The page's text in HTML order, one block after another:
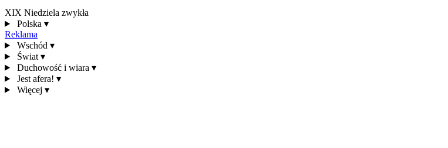
XIX Niedziela zwykła
Polska ▾
Reklama
Wschód ▾
Świat ▾
Duchowość i wiara ▾
Jest afera! ▾
Więcej ▾